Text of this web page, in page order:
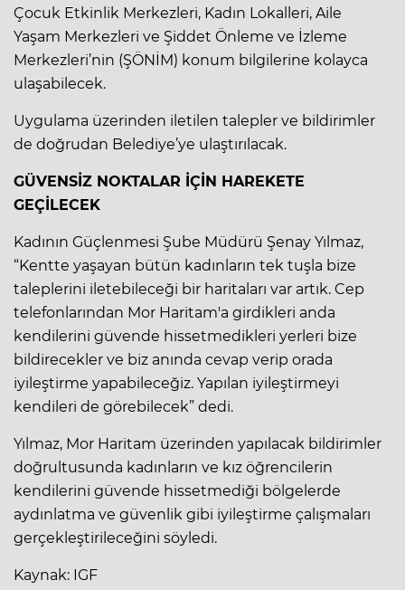
Çocuk Etkinlik Merkezleri, Kadın Lokalleri, Aile
Yaşam Merkezleri ve Şiddet Önleme ve İzleme
Merkezleri’nin (ŞÖNİM) konum bilgilerine kolayca
ulaşabilecek.
Uygulama üzerinden iletilen talepler ve bildirimler
de doğrudan Belediye’ye ulaştırılacak.
GÜVENSİZ NOKTALAR İÇİN HAREKETE
GEÇİLECEK
Kadının Güçlenmesi Şube Müdürü Şenay Yılmaz,
“Kentte yaşayan bütün kadınların tek tuşla bize
taleplerini iletebileceği bir haritaları var artık. Cep
telefonlarından Mor Haritam'a girdikleri anda
kendilerini güvende hissetmedikleri yerleri bize
bildirecekler ve biz anında cevap verip orada
iyileştirme yapabileceğiz. Yapılan iyileştirmeyi
kendileri de görebilecek” dedi.
Yılmaz, Mor Haritam üzerinden yapılacak bildirimler
doğrultusunda kadınların ve kız öğrencilerin
kendilerini güvende hissetmediği bölgelerde
aydınlatma ve güvenlik gibi iyileştirme çalışmaları
gerçekleştirileceğini söyledi.
Kaynak: IGF